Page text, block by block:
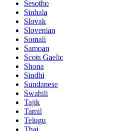
Sesotho
Sinhala
Slovak
Slovenian
Somali
Samoan
Scots Gaelic
Shona
Sindhi
Sundanese
Swahili
Tajik
Tamil
Telugu